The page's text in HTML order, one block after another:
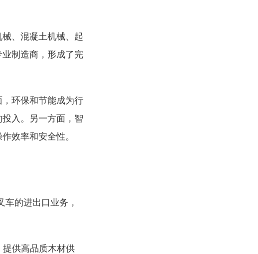
、混凝土机械、起
制造商，形成了完
环保和节能成为行
入。另一方面，智
效率和安全性。
车的进出口业务，
提供高品质木材供